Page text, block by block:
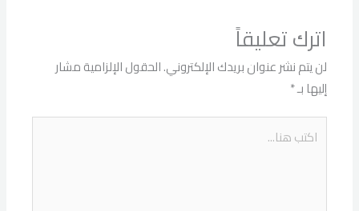
اترك تعليقاً
لن يتم نشر عنوان بريدك الإلكتروني.الحقول الإلزامية مشار
إليها بـ*
اكتب
هنا...